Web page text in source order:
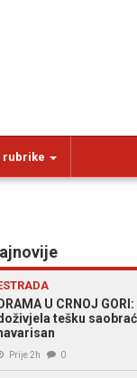
rubrike
U CRNOJ
tešku
Prije 2h 0